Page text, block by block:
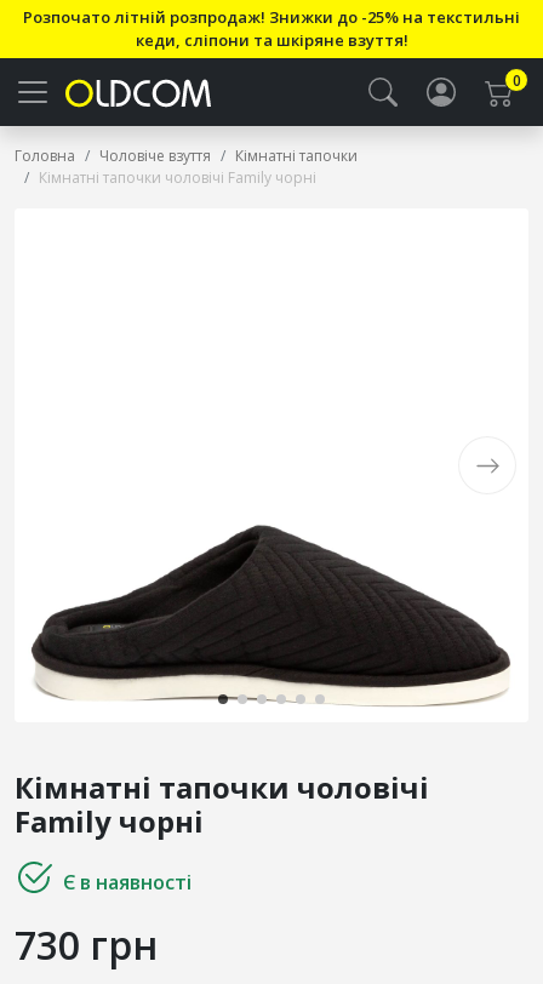
Розпочато літній розпродаж! Знижки до -25% на текстильні
кеди, сліпони та шкіряне взуття!
0
Головна Чоловіче взуття
Кімнатні тапочки
Кімнатні тапочки чоловічі Family чорні
Кімнатні тапочки чоловічі
Family чорні
Є в наявності
730 грн